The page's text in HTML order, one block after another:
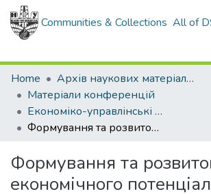
Communities & Collections All of
Home
Архів наукових матеріалів
Матеріали конференцій
Економіко-управлінські аспекти трансформації та інноваційного розвитку галузевих і регіональних суспільних систем в сучасних умовах 2019
Формування та розвиток економічного потенціалу регіону
Формування та
економічного